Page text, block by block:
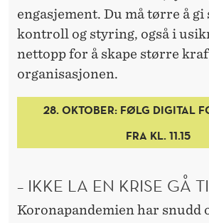
engasjement. Du må tørre å gi
kontroll og styring, også i
nettopp for å skape større
organisasjonen.
28. OKTOBER: FØLG DIGITAL
FRA KL. 11.15
– IKKE LA EN KRISE GÅ
Koronapandemien har snudd